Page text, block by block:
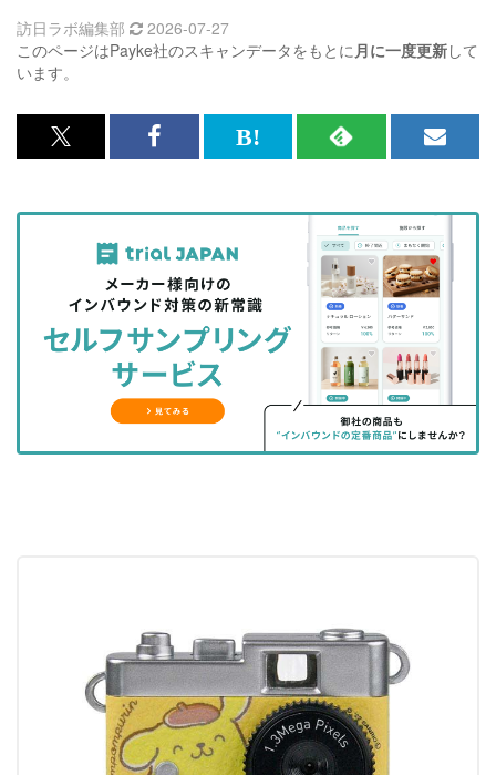
このページはPayke社のスキャンデータをもとに月に一度更新して
います。
訪日ラボ編集部 2026-07-27
x<br>
記
を
シ
ェ
る
Facebook<br>
記
事
を
シ
ェ
ア
す
る
は
な
ッ
ク
マ
に
RSS
記
事
を
購
読
す
る
メ
マ
ガ
登
録
す
る